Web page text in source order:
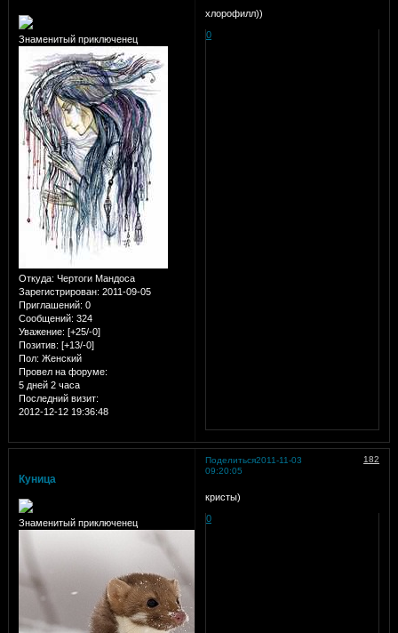
Знаменитый приключенец
Откуда: Чертоги Мандоса
Зарегистрирован: 2011-09-05
Приглашений: 0
Сообщений: 324
Уважение: [+25/-0]
Позитив: [+13/-0]
Пол: Женский
Провел на форуме:
5 дней 2 часа
Последний визит:
2012-12-12 19:36:48
хлорофилл))
0
Поделиться 182
2011-11-03
09:20:05
Куница
Знаменитый приключенец
кристы)
0